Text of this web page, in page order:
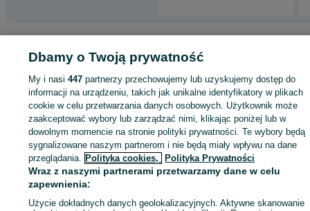
Pierścionki - Mazowieckie
Pierścionki - Warszawa
KATEGORIA
1045864874 Wyświetlenia:
Kup
Dbamy o Twoją prywatność
My i nasi447 partnerzy przechowujemy lub uzyskujemy dostęp do
informacji na urządzeniu, takich jak unikalne identyfikatory w plikach
cookie w celu przetwarzania danych osobowych. Użytkownik może
zaakceptować wybory lub zarządzać nimi, klikając poniżej lub w
dowolnym momencie na stronie polityki prywatności. Te wybory będą
sygnalizowane naszym partnerom i nie będą miały wpływu na dane
przeglądania. Polityka cookies, Polityka Prywatności
Wraz z naszymi partnerami przetwarzamy dane w celu
zapewnienia:
Użycie dokładnych danych geolokalizacyjnych. Aktywne skanowanie